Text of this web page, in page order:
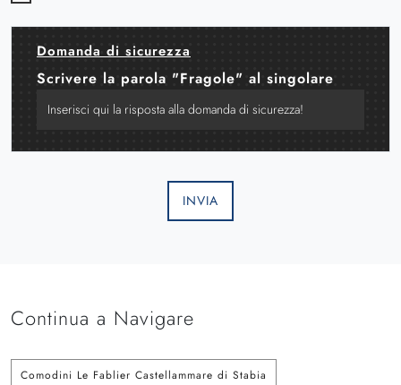
Domanda di sicurezza
Scrivere la parola "Fragole" al singolare
INVIA
Continua a Navigare
Comodini Le Fablier Castellammare di Stabia